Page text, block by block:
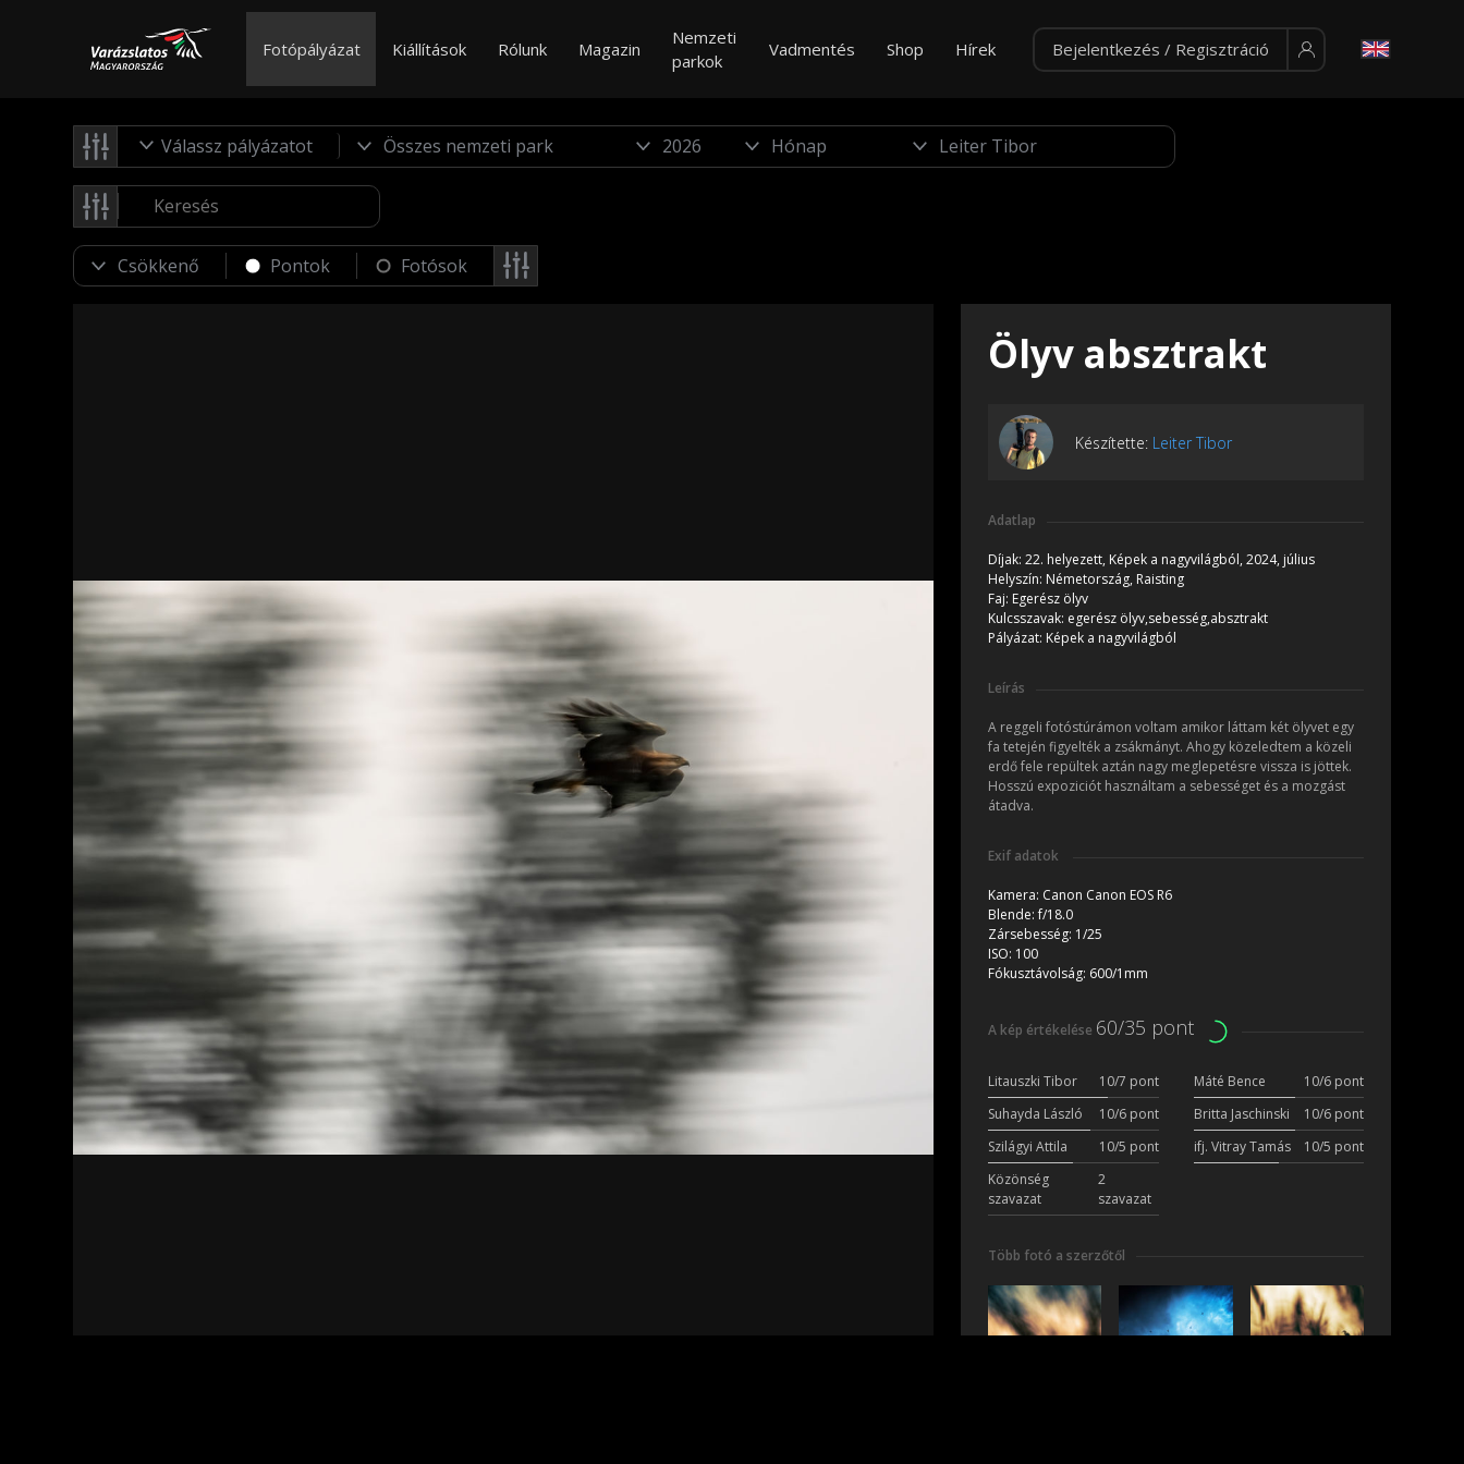
Fotópályázat Kiállítások Rólunk Magazin
Nemzeti
parkok
Vadmentés Shop Hírek Bejelentkezés / Regisztráció
Válassz pályázatot
Pontok Fotósok
Ölyv absztrakt
Készítette: Leiter Tibor
Adatlap
Díjak: 22. helyezett, Képek a nagyvilágból, 2024, július
Helyszín: Németország, Raisting
Faj: Egerész ölyv
Kulcsszavak: egerész ölyv,sebesség,absztrakt
Pályázat: Képek a nagyvilágból
Leírás
A reggeli fotóstúrámon voltam amikor láttam két ölyvet egy
fa tetején figyelték a zsákmányt. Ahogy közeledtem a közeli
erdő fele repültek aztán nagy meglepetésre vissza is jöttek.
Hosszú expoziciót használtam a sebességet és a mozgást
átadva.
Exif adatok
Kamera: Canon Canon EOS R6
Blende:f/18.0
Zársebesség: 1/25
ISO: 100
Fókusztávolság: 600/1mm
A kép értékelése 60/35 pont
Litauszki Tibor 10/7 pont Máté Bence
10/6 pont
Suhayda László
10/6 pont Britta Jaschinski
10/6 pont
Szilágyi Attila
10/5 pont ifj. Vitray Tamás
10/5 pont
Közönség
szavazat
2
szavazat
Több fotó a szerzőtől